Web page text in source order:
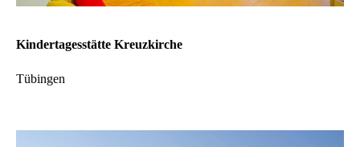
Kindertagesstätte Kreuzkirche
Tübingen